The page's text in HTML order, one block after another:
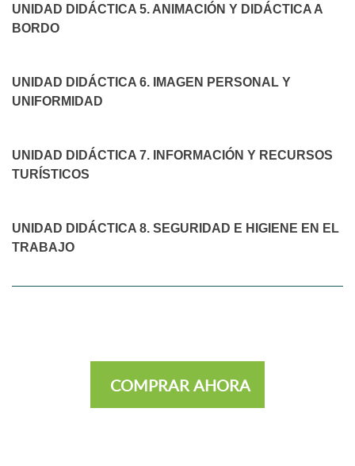
UNIDAD DIDÁCTICA 5. ANIMACIÓN Y DIDÁCTICA A
BORDO
UNIDAD DIDÁCTICA 6. IMAGEN PERSONAL Y
UNIFORMIDAD
UNIDAD DIDÁCTICA 7. INFORMACIÓN Y RECURSOS
TURÍSTICOS
UNIDAD DIDÁCTICA 8. SEGURIDAD E HIGIENE EN EL
TRABAJO
COMPRAR AHORA